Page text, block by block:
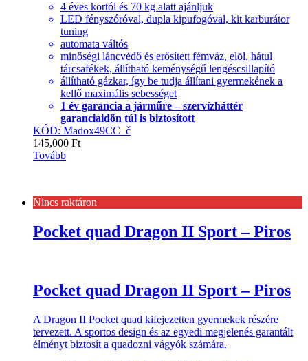
4 éves kortól és 70 kg alatt ajánljuk
LED fényszóróval, dupla kipufogóval, kit karburátor
tuning
automata váltós
minőségi láncvédő és erősített fémváz, elöl, hátul
tárcsafékek, állítható keménységű lengéscsillapító
állítható gázkar, így be tudja állítani gyermekének a
kellő maximális sebességet
1 év garancia a járműre – szervízháttér
garanciaidőn túl is biztosított
KÓD: Madox49CC_č
145,000 Ft
Tovább
Nincs raktáron
Pocket quad Dragon II Sport – Piros
Pocket quad Dragon II Sport – Piros
A Dragon II Pocket quad kifejezetten gyermekek részére
tervezett. A sportos design és az egyedi megjelenés garantált
élményt biztosít a quadozni vágyók számára.